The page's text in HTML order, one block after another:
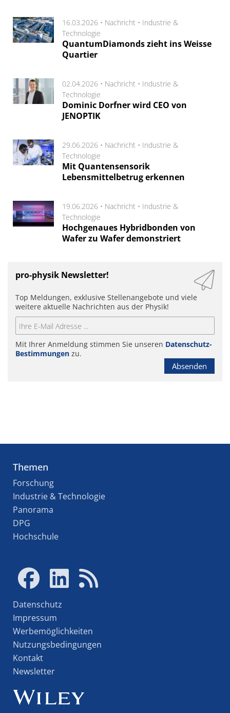
16.03.2026 • Nachricht • Industrie &
Technologie
QuantumDiamonds zieht ins Weisse
Quartier
02.04.2026 • Nachricht • Industrie &
Technologie
Dominic Dorfner wird CEO von
JENOPTIK
29.06.2026 • Nachricht • Industrie &
Technologie
Mit Quantensensorik
Lebensmittelbetrug erkennen
19.06.2026 • Nachricht • Industrie &
Technologie
Hochgenaues Hybridbonden von
Wafer zu Wafer demonstriert
pro-physik Newsletter!
Top Meldungen, exklusive Stellenangebote und viele
weitere aktuelle Nachrichten aus der Physik!
Mit Ihrer Anmeldung stimmen Sie unseren Datenschutz-
Bestimmungen zu.
Absenden
Themen
Forschung
Industrie & Technologie
Panorama
DPG
Hochschule
Datenschutz
Impressum
Werbemöglichkeiten
Nutzungsbedingungen
Kontakt
Newsletter